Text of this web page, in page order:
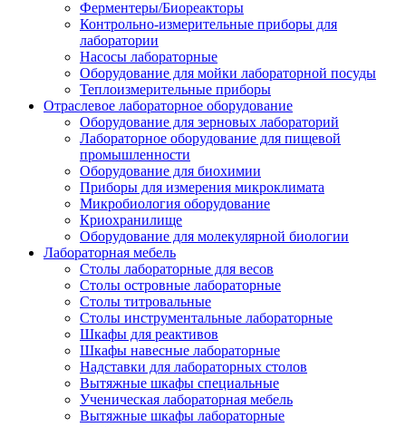
Ферментеры/Биореакторы
Контрольно-измерительные приборы для
лаборатории
Насосы лабораторные
Оборудование для мойки лабораторной посуды
Теплоизмерительные приборы
Отраслевое лабораторное оборудование
Оборудование для зерновых лабораторий
Лабораторное оборудование для пищевой
промышленности
Оборудование для биохимии
Приборы для измерения микроклимата
Микробиология оборудование
Криохранилище
Оборудование для молекулярной биологии
Лабораторная мебель
Столы лабораторные для весов
Столы островные лабораторные
Столы титровальные
Столы инструментальные лабораторные
Шкафы для реактивов
Шкафы навесные лабораторные
Надставки для лабораторных столов
Вытяжные шкафы специальные
Ученическая лабораторная мебель
Вытяжные шкафы лабораторные